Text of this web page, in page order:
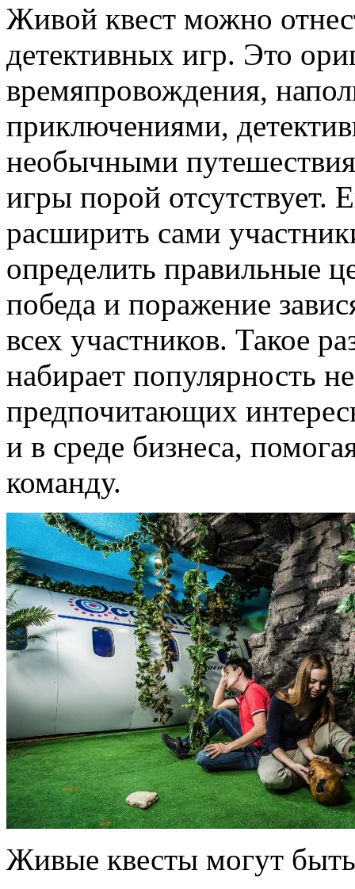
Живой квест можно
детективных игр. Это
времяпровождения,
приключениями,
необычными
игры порой отсутствует.
расширить сами
определить правильные
победа и поражение
всех участников. Такое
набирает популярность
предпочитающих
и в среде бизнеса,
команду.
Живые квесты могут